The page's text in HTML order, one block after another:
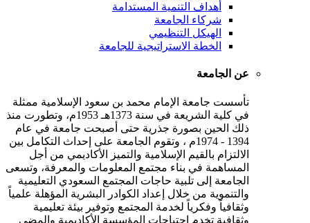
أهداف التنمية المستدامة
شركاء الجامعة
الهيكل التنظيمي
الخطة الاستراتيجية للجامعة
عن الجامعة
تأسست جامعة الإمام محمد بن سعود الإسلامية ممثلة
في كلية الشريعة في سنة 1373هـ 1953م، وتطورت منذ
ذلك الحين بصورة جذرية حتى أصبحت جامعة في عام
1394 - 1974م ، وتقوم الجامعة على إحداث التكامل بين
الالتزام بالقيم الإسلامية والتميز الأكاديمي من أجل
المساهمة في بناء مجتمع المعلومات والمعرفة، وتسعى
الجامعة إلى تلبية حاجات المجتمع السعودي التعليمية
والتنموية من خلال إعداد الكوادر البشرية المؤهلة علمياً
وثقافياً وفكرياً لخدمة المجتمع وتوفير بيئة تعليمية
وثقافية تخدم احتياجات المؤسسة الأكاديمية والمضي